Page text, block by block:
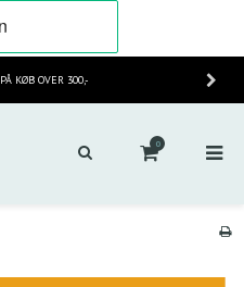
PÅ KØB OVER 300,-
0